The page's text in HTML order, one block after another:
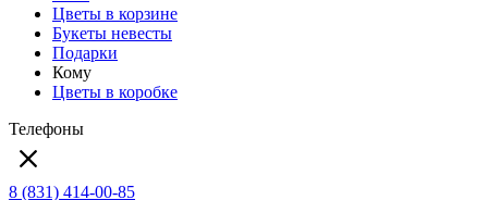
Цветы в корзине
Букеты невесты
Подарки
Кому
Цветы в коробке
Телефоны
8 (831) 414-00-85